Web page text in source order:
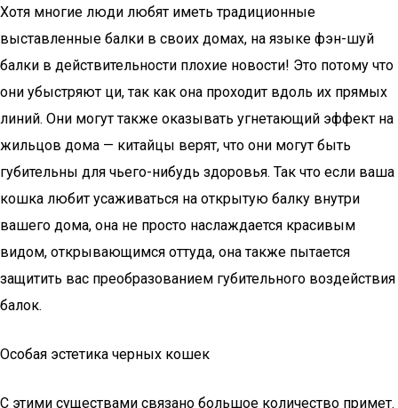
Хотя многие люди любят иметь традиционные
выставленные балки в своих домах, на языке фэн-шуй
балки в действительности плохие новости! Это потому что
они убыстряют ци, так как она проходит вдоль их прямых
линий. Они могут также оказывать угнетающий эффект на
жильцов дома — китайцы верят, что они могут быть
губительны для чьего-нибудь здоровья. Так что если ваша
кошка любит усаживаться на открытую балку внутри
вашего дома, она не просто наслаждается красивым
видом, открывающимся оттуда, она также пытается
защитить вас преобразованием губительного воздействия
балок.
Особая эстетика черных кошек
С этими существами связано большое количество примет.